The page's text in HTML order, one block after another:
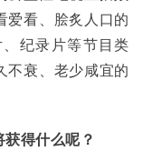
爱看、脍炙人口的
纪录片等节目类
不衰、老少咸宜的
得什么呢？